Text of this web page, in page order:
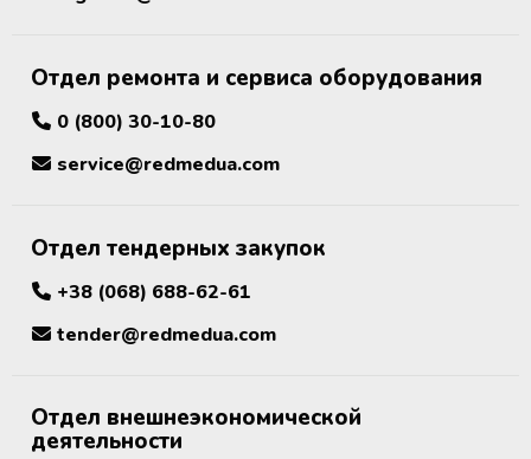
Отдел ремонта и сервиса оборудования
0 (800) 30-10-80
service@redmedua.com
Отдел тендерных закупок
+38 (068) 688-62-61
tender@redmedua.com
Отдел внешнеэкономической
деятельности